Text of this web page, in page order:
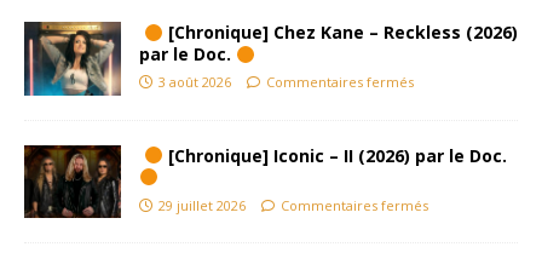
[Chronique] Chez Kane – Reckless (2026)
par le Doc.
3 août 2026 Commentaires fermés
[Chronique] Iconic – II (2026) par le Doc.
29 juillet 2026 Commentaires fermés